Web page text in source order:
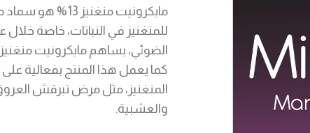
مايكرونيت
للمنغنيز في النباتات، خاصة
كما يعمل هذا المنتج بفعالية
المنغنيز، مثل مرض تبرقش العروق
والعشبية.